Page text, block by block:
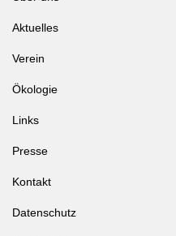
Aktuelles
Verein
Ökologie
Links
Presse
Kontakt
Datenschutz